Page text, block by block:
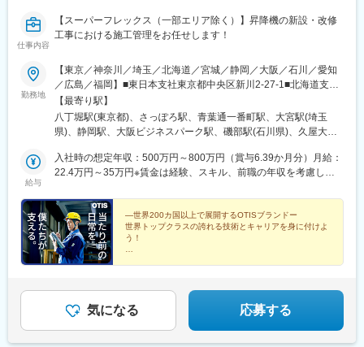
仕事内容
【スーパーフレックス（一部エリア除く）】昇降機の新設・改修
工事における施工管理をお任せします！
勤務地
【東京／神奈川／埼玉／北海道／宮城／静岡／大阪／石川／愛知
／広島／福岡】■東日本支社東京都中央区新川2-27-1■北海道支店
北海道札幌市中央区北3条西1-1-1■東北支店宮城県仙台市青葉区一
番町1-2-25■関東支店埼玉県さいたま市大宮区桜木町1-11-9■神奈
川支店神奈川県横浜市中区新港2-2-1■静岡支店静岡県静岡市葵区
信越支店石川県金沢市鞍月5丁目181番地 ＡＵＢＥビル■中部支店
愛知県名古屋市東区泉1-23-30■中国支店広島県広島市南区稲荷町
ません。原則として引っ越しを伴わないエリア内異動ですが、将
来的に昇進等に伴う全国転勤の可能性はあります。※勤務ブロック
制度あり。変更の範囲：国内外各拠点のうち、会社が定めるもの
とします。※受動喫煙対策：敷地内全面禁煙
【最寄り駅】
八丁堀駅(東京都)、さっぽろ駅、青葉通一番町駅、大宮駅(埼玉
県)、静岡駅、大阪ビジネスパーク駅、磯部駅(石川県)、久屋大通
新静岡駅、京橋駅(大阪府)、栄町駅(愛知県)、段原一丁目駅、大通
駅、広瀬通駅、大阪城公園駅、栄駅(愛知県)、銀山町駅
給与
入社時の想定年収：500万円～800万円（賞与6.39か月分）月給：
22.4万円～35万円※賃金は経験、スキル、前職の年収を考慮しま
―世界200カ国以上で展開するOTISブランドー
世界トップクラスの誇れる技術とキャリアを身に付けよ
う！
気になる 応募する